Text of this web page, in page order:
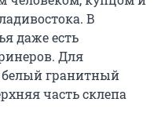
В
даже есть
Для
белый гранитный
часть склепа